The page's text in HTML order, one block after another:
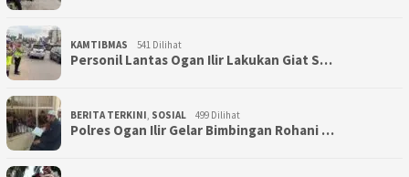
KAMTIBMAS 541 Dilihat
Personil Lantas Ogan Ilir Lakukan Giat S…
BERITA TERKINI, SOSIAL 499 Dilihat
Polres Ogan Ilir Gelar Bimbingan Rohani …